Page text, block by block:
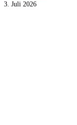
3. Juli 2026